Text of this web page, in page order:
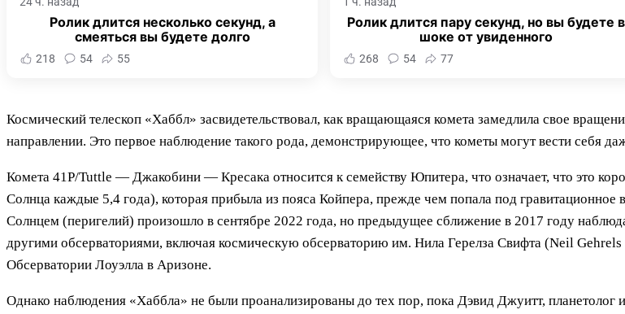
Ролик длится несколько секунд, а
смеяться вы будете долго
218 54 55
Ролик длится пару секунд, но вы будете в
шоке от увиденного
268 54 77
Космический телескоп «Хаббл» засвидетельствовал, как вращающаяся комета замедлила свое
направлении. Это первое наблюдение такого рода, демонстрирующее, что кометы могут вести себя
Комета 41P/Tuttle — Джакобини — Кресака относится к семейству Юпитера, что означает, что это
Солнца каждые 5,4 года), которая прибыла из пояса Койпера, прежде чем попала под
Солнцем (перигелий) произошло в сентябре 2022 года, но предыдущее сближение в 2017 году
другими обсерваториями, включая космическую обсерваторию им. Нила Герелза Свифта (Neil
Обсерватории Лоуэлла в Аризоне.
Однако наблюдения «Хаббла» не были проанализированы до тех пор, пока Дэвид Джуитт, планетолог